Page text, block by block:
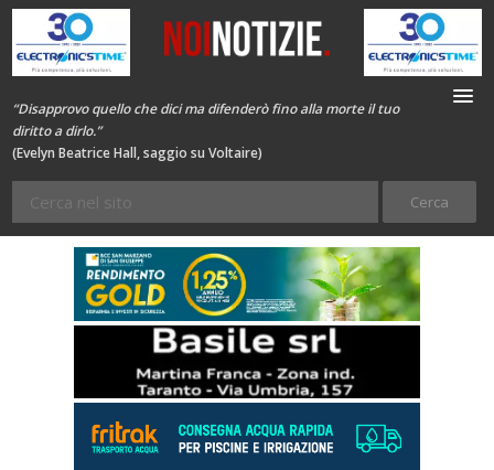
“Disapprovo quello che dici ma difenderò fino alla morte il tuo
diritto a dirlo.”
(Evelyn Beatrice Hall, saggio su Voltaire)